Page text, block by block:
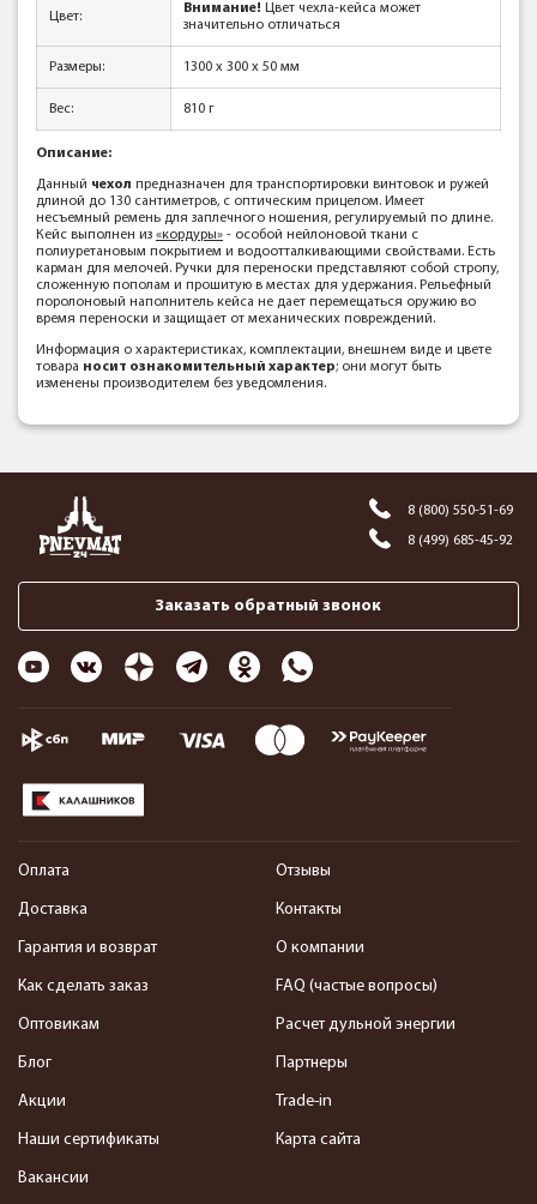
Цвет:
Внимание! Цвет чехла-кейса может
значительно отличаться
Размеры: 1300 x 300 х 50 мм
Вес: 810 г
Описание:
Данный чехол предназначен для транспортировки винтовок и ружей
длиной до 130 сантиметров, с оптическим прицелом. Имеет
несъемный ремень для заплечного ношения, регулируемый по длине.
Кейс выполнен из «кордуры» - особой нейлоновой ткани с
полиуретановым покрытием и водоотталкивающими свойствами. Есть
карман для мелочей. Ручки для переноски представляют собой стропу,
сложенную пополам и прошитую в местах для удержания. Рельефный
поролоновый наполнитель кейса не дает перемещаться оружию во
время переноски и защищает от механических повреждений.
Информация о характеристиках, комплектации, внешнем виде и цвете
товара носит ознакомительный характер; они могут быть
изменены производителем без уведомления.
8 (800) 550-51-69
8 (499) 685-45-92
Заказать обратный звонок
Оплата
Доставка
Гарантия и возврат
Как сделать заказ
Оптовикам
Блог
Акции
Наши сертификаты
Вакансии
Отзывы
Контакты
О компании
FAQ (частые вопросы)
Расчет дульной энергии
Партнеры
Trade-in
Карта сайта